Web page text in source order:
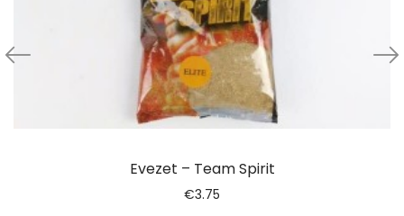
Evezet – Team Spirit
€3.75